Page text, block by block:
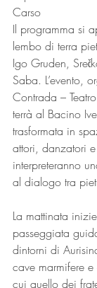
Carso
Il programma si
lembo di terra
Igo Gruden,
Saba. L’evento,
Contrada –
terrà al Bacino
trasformata in
attori, danzatori
interpreteranno
al dialogo tra
La mattinata
passeggiata
dintorni di
cave marmifere
cui quello dei